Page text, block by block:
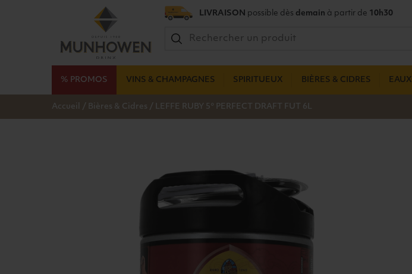
LIVRAISON possible dès demain à partir de 10h30
% PROMOS VINS & CHAMPAGNES SPIRITUEUX BIÈRES & CIDRES EAUX
Accueil / Bières & Cidres / LEFFE RUBY 5° PERFECT DRAFT FUT 6L